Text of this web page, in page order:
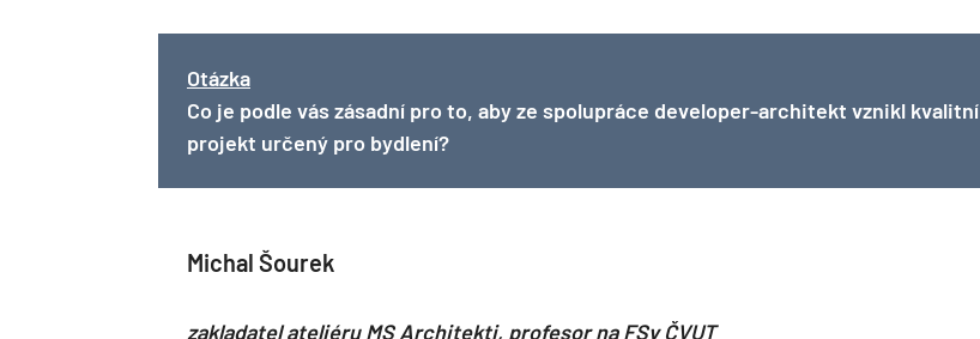
Otázka
Co je podle vás zásadní pro to, aby ze spolupráce developer-architekt vznikl kvalitní
projekt určený pro bydlení?
Michal Šourek
zakladatel ateliéru MS Architekti, profesor na FSv ČVUT